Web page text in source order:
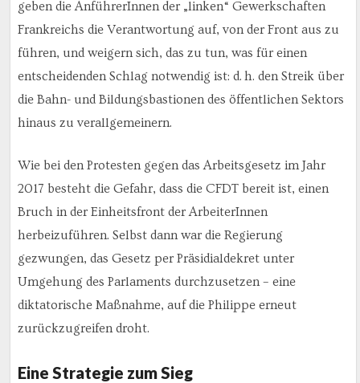
geben die AnführerInnen der „linken“ Gewerkschaften
Frankreichs die Verantwortung auf, von der Front aus zu
führen, und weigern sich, das zu tun, was für einen
entscheidenden Schlag notwendig ist: d. h. den Streik über
die Bahn- und Bildungsbastionen des öffentlichen Sektors
hinaus zu verallgemeinern.
Wie bei den Protesten gegen das Arbeitsgesetz im Jahr
2017 besteht die Gefahr, dass die CFDT bereit ist, einen
Bruch in der Einheitsfront der ArbeiterInnen
herbeizuführen. Selbst dann war die Regierung
gezwungen, das Gesetz per Präsidialdekret unter
Umgehung des Parlaments durchzusetzen – eine
diktatorische Maßnahme, auf die Philippe erneut
zurückzugreifen droht.
Eine Strategie zum Sieg